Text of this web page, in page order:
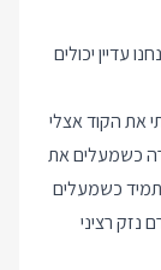
עדיין יכולים
את הקוד אצלי
כשמעלים את
כשמעלים
נזק רציני